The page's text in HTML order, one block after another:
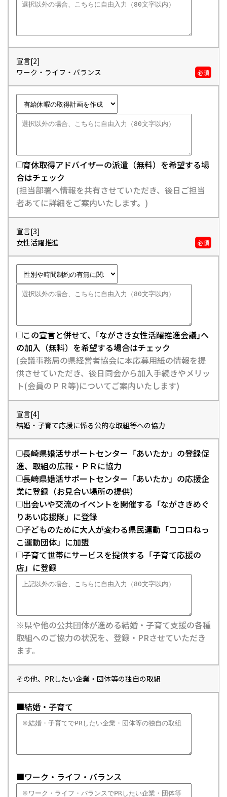
宣言[2]
ワーク・ライフ・バランス
必須
育休取得アドバイザーの派遣（無料）を希望する場
合はチェック
(担当部署へ情報を共有させていただき、後日ご担当
者あてに詳細をご案内いたします。)
宣言[3]
女性活躍推進
必須
この宣言と併せて、｢ながさき女性活躍推進会議｣へ
の加入（無料）を希望する場合はチェック
(会議事務局の県経営者協会に本応募用紙の情報を提
供させていただき、後日同会から加入手続きやメリッ
ト(会員のＰＲ等)についてご案内いたします)
宣言[4]
結婚・子育て応援に係る公的な取組等への協力
長崎県婚活サポートセンター「あいたか」の登録促
進、取組の広報・ＰＲに協力
長崎県婚活サポートセンター「あいたか」の応援企
業に登録（お見合い場所の提供）
出会いや交流のイベントを開催する「ながさきめぐ
りあい応援隊」に登録
子どものために大人が変わる県民運動「ココロねっ
こ運動団体」に加盟
子育て世帯にサービスを提供する「子育て応援の
店」に登録
※県や他の公共団体が進める結婚・子育て支援の各種
取組へのご協力の状況を、登録・PRさせていただき
ます。
その他、PRしたい企業・団体等の独自の取組
■結婚・子育て
■ワーク・ライフ・バランス